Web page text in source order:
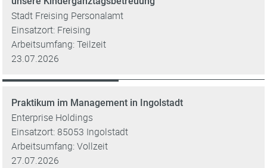
Stadt Freising Personalamt
Einsatzort: Freising
Arbeitsumfang: Teilzeit
23.07.2026
Praktikum im Management in Ingolstadt
Enterprise Holdings
Einsatzort: 85053 Ingolstadt
Arbeitsumfang: Vollzeit
27.07.2026